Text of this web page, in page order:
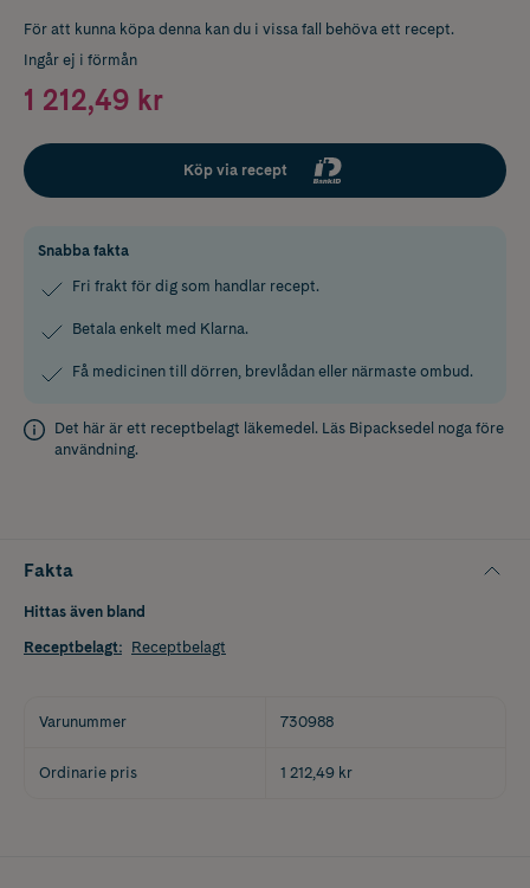
För att kunna köpa denna kan du i vissa fall behöva ett recept.
Ingår ej i förmån
1 212,49 kr
Köp via recept
Snabba fakta
Fri frakt för dig som handlar recept.
Betala enkelt med Klarna.
Få medicinen till dörren, brevlådan eller närmaste ombud.
Det här är ett receptbelagt läkemedel. Läs Bipacksedel noga före
användning.
Fakta
Hittas även bland
Receptbelagt: Receptbelagt
Varunummer 730988
Ordinarie pris 1 212,49 kr